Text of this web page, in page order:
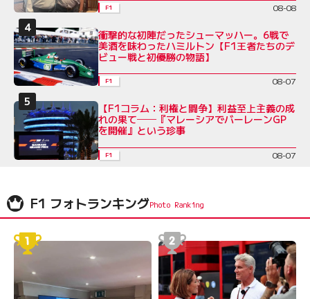
F1 08-08
衝撃的な初陣だったシューマッハー。6戦で
美酒を味わったハミルトン【F1王者たちのデ
ビュー戦と初優勝の物語】
F1 08-07
【F1コラム：利権と闘争】利益至上主義の成
れの果て──『マレーシアでバーレーンGP
を開催』という珍事
F1 08-07
F1 フォトランキング